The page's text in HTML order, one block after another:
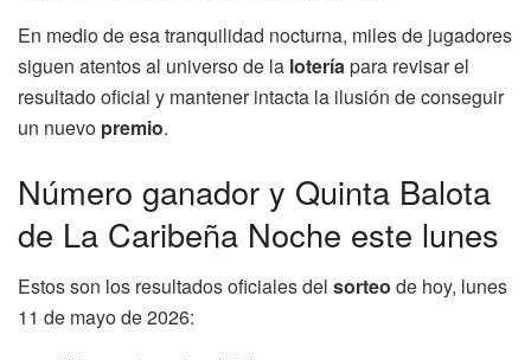
En medio de esa tranquilidad nocturna, miles de jugadores
siguen atentos al universo de la loteríapara revisar el
resultado oficial y mantener intacta la ilusión de conseguir
un nuevo premio.
Número ganador y Quinta Balota
de La Caribeña Noche este lunes
Estos son los resultados oficiales del sorteo de hoy, lunes
11 de mayo de 2026: